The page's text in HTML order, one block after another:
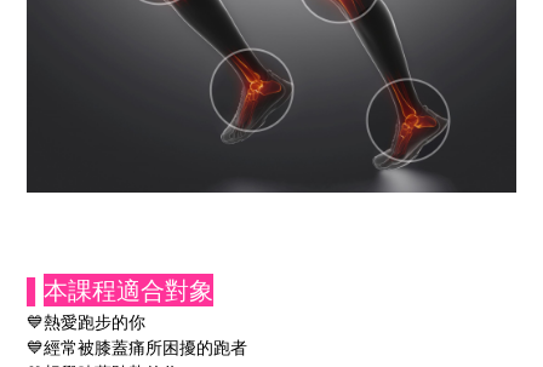
▌本課程適合對象
💙熱愛跑步的你
💙經常被膝蓋痛所困擾的跑者